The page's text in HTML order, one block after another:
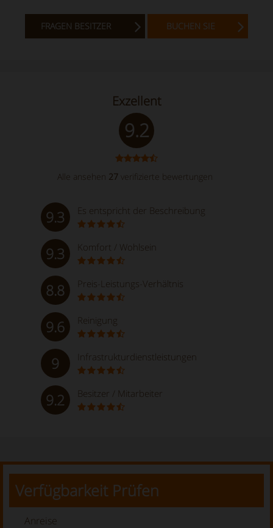
FRAGEN BESITZER BUCHEN SIE
9.2
Exzellent
Alle ansehen 27 verifizierte bewertungen
9.3 Es entspricht der Beschreibung
9.3 Komfort / Wohlsein
8.8 Preis-Leistungs-Verhältnis
9.6 Reinigung
9 Infrastrukturdienstleistungen
9.2 Besitzer / Mitarbeiter
Verfügbarkeit Prüfen
Anreise